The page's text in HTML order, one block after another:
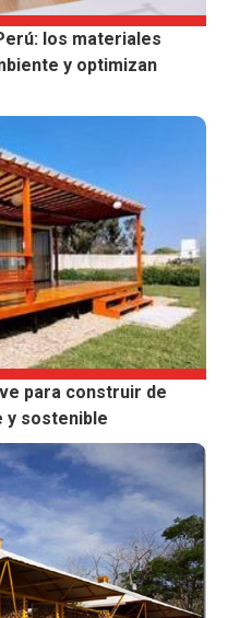
los materiales
y optimizan
para construir de
y sostenible